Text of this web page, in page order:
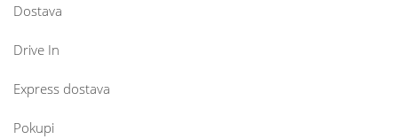
Dostava
Drive In
Express dostava
Pokupi